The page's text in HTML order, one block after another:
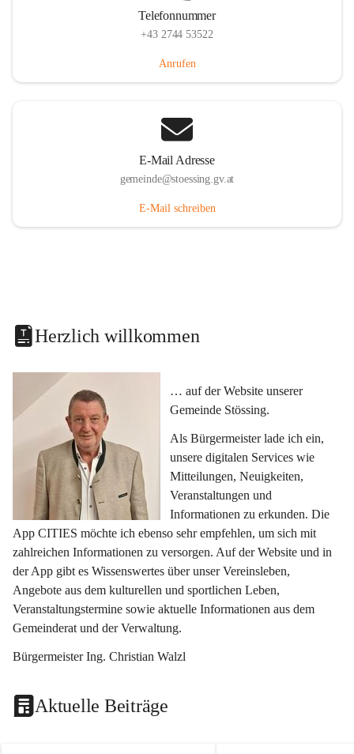
Telefonnummer
+43 2744 53522
Anrufen
E-Mail Adresse
gemeinde@stoessing.gv.at
E-Mail schreiben
Herzlich willkommen
… auf der Website unserer
Gemeinde Stössing.
Als Bürgermeister lade ich ein,
unsere digitalen Services wie
Mitteilungen, Neuigkeiten,
Veranstaltungen und
Informationen zu erkunden. Die
App CITIES möchte ich ebenso sehr empfehlen, um sich mit
zahlreichen Informationen zu versorgen. Auf der Website und in
der App gibt es Wissenswertes über unser Vereinsleben,
Angebote aus dem kulturellen und sportlichen Leben,
Veranstaltungstermine sowie aktuelle Informationen aus dem
Gemeinderat und der Verwaltung.
Bürgermeister Ing. Christian Walzl
Aktuelle Beiträge